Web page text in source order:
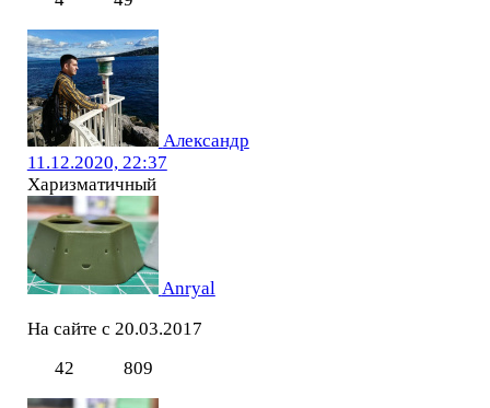
Александр
11.12.2020, 22:37
Харизматичный
Anryal
На сайте с 20.03.2017
42
809